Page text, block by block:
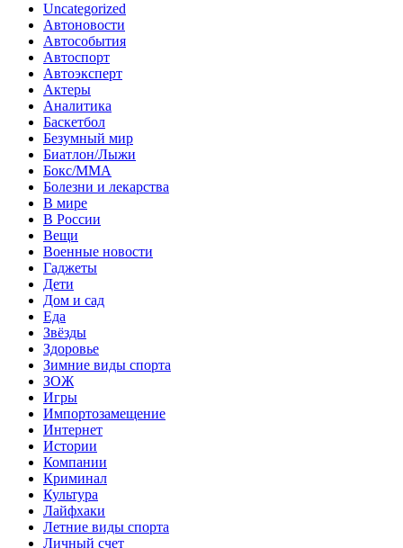
Uncategorized
Автоновости
Автособытия
Автоспорт
Автоэксперт
Актеры
Аналитика
Баскетбол
Безумный мир
Биатлон/Лыжи
Бокс/MMA
Болезни и лекарства
В мире
В России
Вещи
Военные новости
Гаджеты
Дети
Дом и сад
Еда
Звёзды
Здоровье
Зимние виды спорта
ЗОЖ
Игры
Импортозамещение
Интернет
Истории
Компании
Криминал
Культура
Лайфхаки
Летние виды спорта
Личный счет